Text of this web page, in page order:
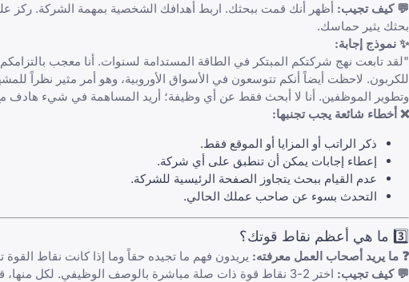
💬 كيف تجيب: أظهر أنك قمت ببحثك. اربط أهدافك الشخصية بمهمة الشركة. ركز
بحثك يثير حماسك.
✨ نموذج إجابة:
"لقد تابعت نهج شركتكم المبتكر في الطاقة المستدامة لسنوات. أنا معجب
للكربون. لاحظت أيضاً أنكم تتوسعون في الأسواق الأوروبية، وهو أمر مثير نظراً
وتطوير الموظفين. أنا لا أبحث فقط عن أي وظيفة؛ أريد المساهمة في شيء
❌ أخطاء شائعة يجب تجنبها:
ذكر الراتب أو المزايا أو الموقع فقط.
إعطاء إجابات يمكن أن تنطبق على أي شركة.
عدم القيام ببحث يتجاوز الصفحة الرئيسية للشركة.
التحدث بسوء عن صاحب عملك الحالي.
3️⃣ ما هي أعظم نقاط قوتك؟
❓ ما يريد أصحاب العمل معرفته: يريدون فهم ما تجيده حقاً وما إذا كانت نقاط
💬 كيف تجيب:
اختر 2-3 نقاط قوة ذات صلة مباشرة بالوصف الوظيفي. لكل